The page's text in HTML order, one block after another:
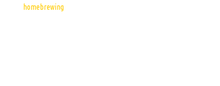
homebrewing